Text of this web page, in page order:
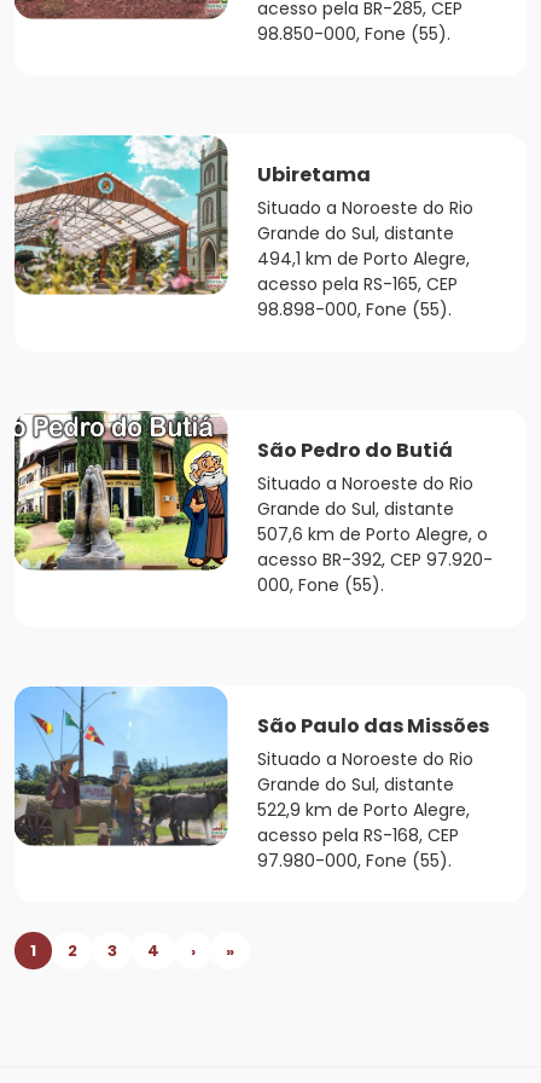
acesso pela BR-285, CEP
98.850-000, Fone (55).
Ubiretama
Situado a Noroeste do Rio
Grande do Sul, distante
494,1 km de Porto Alegre,
acesso pela RS-165, CEP
98.898-000, Fone (55).
São Pedro do Butiá
Situado a Noroeste do Rio
Grande do Sul, distante
507,6 km de Porto Alegre, o
acesso BR-392, CEP 97.920-
000, Fone (55).
São Paulo das Missões
Situado a Noroeste do Rio
Grande do Sul, distante
522,9 km de Porto Alegre,
acesso pela RS-168, CEP
97.980-000, Fone (55).
1 2 3 4 › »